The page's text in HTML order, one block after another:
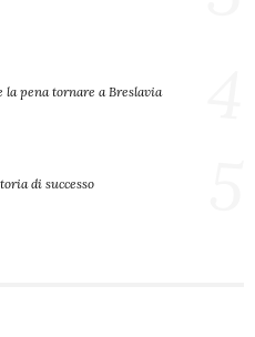
la pena tornare a Breslavia
di successo